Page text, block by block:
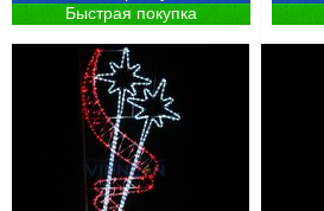
Быстрая покупка